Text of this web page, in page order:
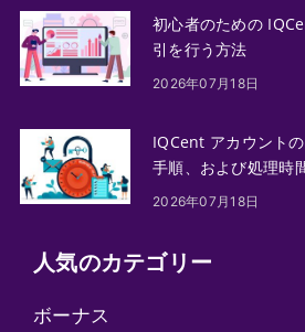
初心者のための
引を行う方法
2026年07月18日
IQCent アカウント
手順、および処理時
2026年07月18日
人気のカテゴリー
ボーナス